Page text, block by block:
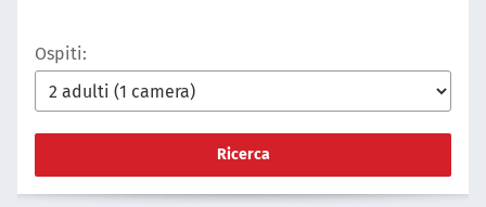
Ospiti:
Ricerca